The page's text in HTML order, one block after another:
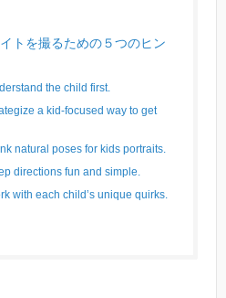
トを撮るための５つのヒン
the child first.
a kid-focused way to get
natural poses for kids portraits.
directions fun and simple.
with each child’s unique quirks.